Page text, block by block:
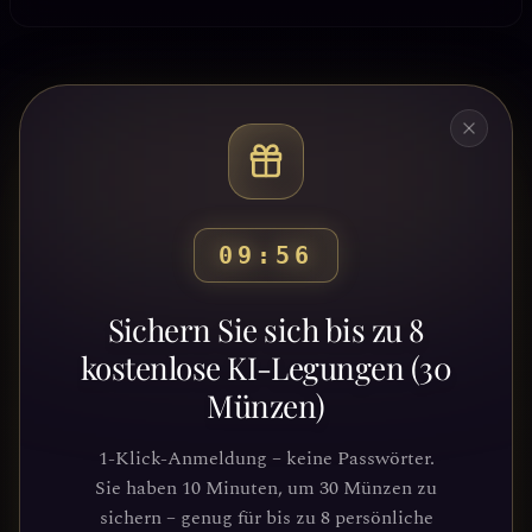
09:53
Sichern Sie sich bis zu 8
kostenlose KI-Legungen (30
Münzen)
1-Klick-Anmeldung – keine Passwörter.
Sie haben 10 Minuten, um 30 Münzen zu
sichern – genug für bis zu 8 persönliche
Bereit, deinen Weg zu
entdecken?
Schließe dich Tausenden von
Suchenden an, die Klarheit und
Führung durch unsere Plattform
gefunden haben. Deine kosmische Reise